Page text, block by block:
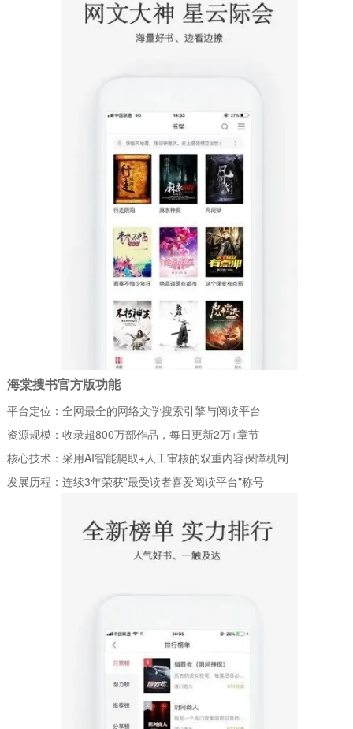
海棠搜书官方版功能
平台定位：全网最全的网络文学搜索引擎与阅读平台
资源规模：收录超800万部作品，每日更新2万+章节
核心技术：采用AI智能爬取+人工审核的双重内容保障机制
发展历程：连续3年荣获"最受读者喜爱阅读平台"称号